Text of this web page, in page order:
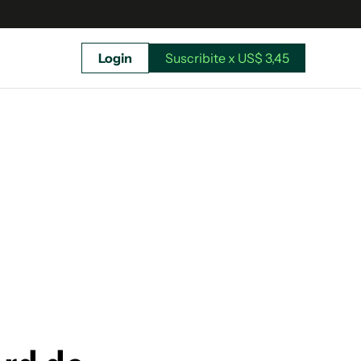
Login Suscribite x US$ 3,45